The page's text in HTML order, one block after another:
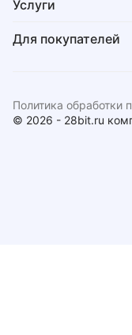
Услуги
Для покупателей
© 2026 - 28bit.ru
Политика обработки